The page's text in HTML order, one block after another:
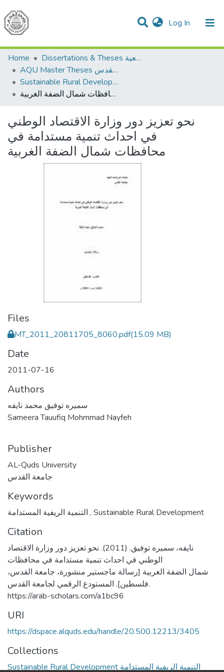
Log In (current)
Communities & Collections
All of DSpace
Home
Dissertations & Theses الرسائل الجامعية
AQU Master Theses الرسائل الجامعية الخاصة بجامعة القدس
Sustainable Rural Development التنمية الريفية المستدامة
نحو تعزيز دور وزارة الاقتصاد الوطني في احداث تنمية مستدامة في محافظات شمال الضفة الغربية
نحو تعزيز دور وزارة الاقتصاد الوطني
في احداث تنمية مستدامة في
محافظات شمال الضفة الغربية
Files
MT_2011_20811705_8060.pdf(15.09 MB)
Date
2011-07-16
Authors
سميره توفيق محمد نايفه
Sameera Tauufiq Mohmmad Nayfeh
Publisher
AL-Quds University
جامعة القدس
Keywords
, Sustainable Rural Development
Citation
نايفه، سميره توفيق. (2011). نحو تعزيز دور وزارة الاقتصاد
الوطني في احداث تنمية مستدامة في محافظات
شمال الضفة الغربية [رسالة ماجستير منشورة، جامعة القدس،
فلسطين]. المستودع الرقمي لجامعة القدس.
https://arab-scholars.com/a1bc96
URI
https://dspace.alquds.edu/handle/20.500.12213/3405
Collections
Sustainable Rural Development التنمية الريفية المستدامة